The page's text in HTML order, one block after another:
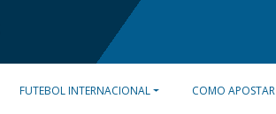
FUTEBOL INTERNACIONAL COMO APOSTAR